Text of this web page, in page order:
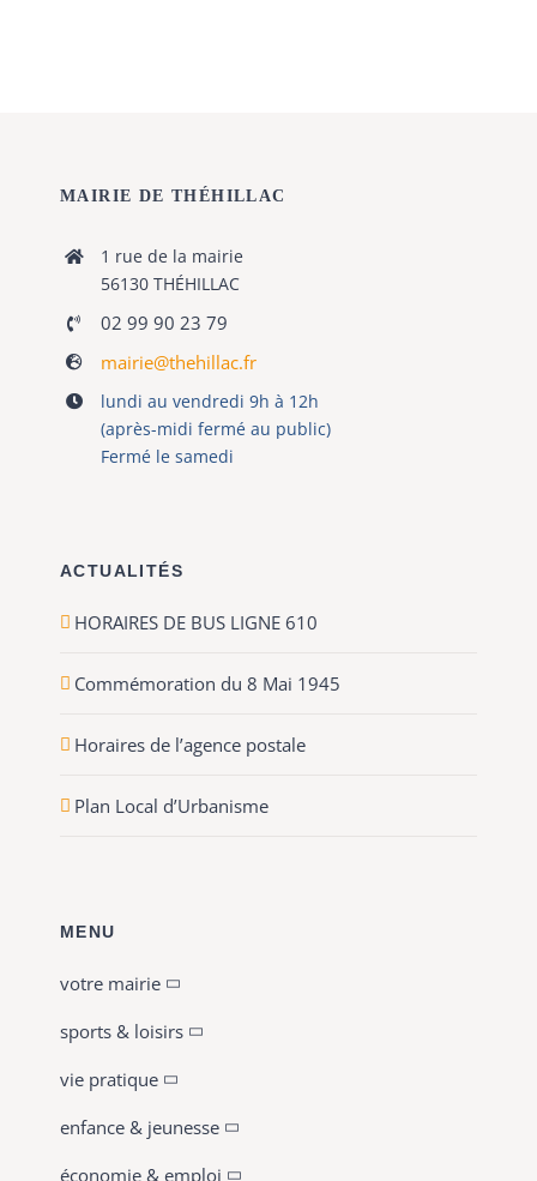
MAIRIE DE THÉHILLAC
1 rue de la mairie
56130 THÉHILLAC
02 99 90 23 79
mairie@thehillac.fr
lundi au vendredi 9h à 12h
(après-midi fermé au public)
Fermé le samedi
ACTUALITÉS
HORAIRES DE BUS LIGNE 610
Commémoration du 8 Mai 1945
Horaires de l’agence postale
Plan Local d’Urbanisme
MENU
votre mairie
sports & loisirs
vie pratique
enfance & jeunesse
économie & emploi